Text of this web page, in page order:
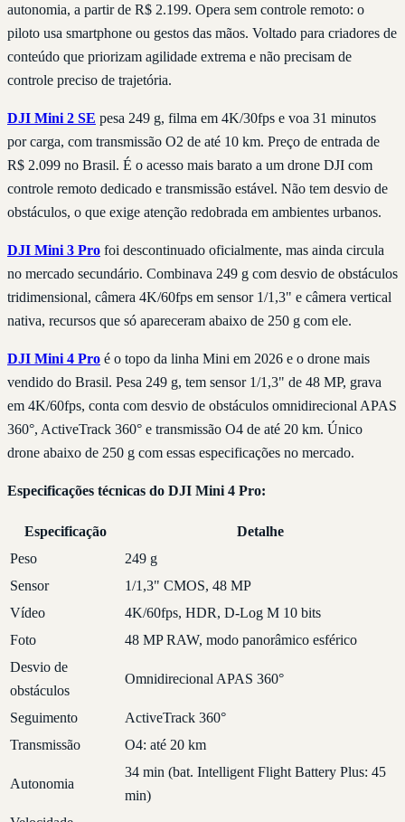
autonomia, a partir de R$ 2.199. Opera sem controle remoto: o
piloto usa smartphone ou gestos das mãos. Voltado para criadores de
conteúdo que priorizam agilidade extrema e não precisam de
controle preciso de trajetória.
DJI Mini 2 SE pesa 249 g, filma em 4K/30fps e voa 31 minutos
por carga, com transmissão O2 de até 10 km. Preço de entrada de
R$ 2.099 no Brasil. É o acesso mais barato a um drone DJI com
controle remoto dedicado e transmissão estável. Não tem desvio de
obstáculos, o que exige atenção redobrada em ambientes urbanos.
DJI Mini 3 Pro foi descontinuado oficialmente, mas ainda circula
no mercado secundário. Combinava 249 g com desvio de obstáculos
tridimensional, câmera 4K/60fps em sensor 1/1,3" e câmera vertical
nativa, recursos que só apareceram abaixo de 250 g com ele.
DJI Mini 4 Pro é o topo da linha Mini em 2026 e o drone mais
vendido do Brasil. Pesa 249 g, tem sensor 1/1,3" de 48 MP, grava
em 4K/60fps, conta com desvio de obstáculos omnidirecional APAS
360°, ActiveTrack 360° e transmissão O4 de até 20 km. Único
drone abaixo de 250 g com essas especificações no mercado.
Especificações técnicas do DJI Mini 4 Pro:
Especificação
Detalhe
Peso
249 g
Sensor
1/1,3" CMOS, 48 MP
Vídeo
4K/60fps, HDR, D-Log M 10 bits
Foto
48 MP RAW, modo panorâmico esférico
Desvio de
obstáculos
Omnidirecional APAS 360°
Seguimento
ActiveTrack 360°
Transmissão
O4: até 20 km
Autonomia
34 min (bat. Intelligent Flight Battery Plus: 45
min)